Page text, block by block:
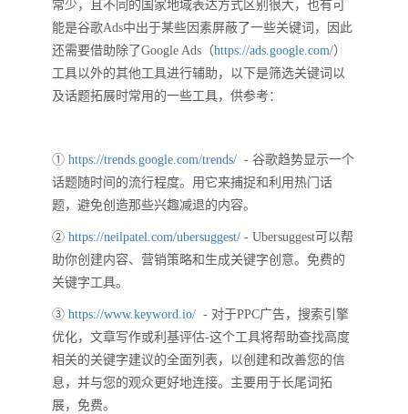
常少，且不同的国家地域表达方式区别很大，也有可
能是谷歌Ads中出于某些因素屏蔽了一些关键词，因此
还需要借助除了Google Ads（https://ads.google.com/）
工具以外的其他工具进行辅助，以下是筛选关键词以
及话题拓展时常用的一些工具，供参考：
① https://trends.google.com/trends/ - 谷歌趋势显示一个
话题随时间的流行程度。用它来捕捉和利用热门话
题，避免创造那些兴趣减退的内容。
② https://neilpatel.com/ubersuggest/ - Ubersuggest可以帮
助你创建内容、营销策略和生成关键字创意。免费的
关键字工具。
③ https://www.keyword.io/ - 对于PPC广告，搜索引擎
优化，文章写作或利基评估-这个工具将帮助查找高度
相关的关键字建议的全面列表，以创建和改善您的信
息，并与您的观众更好地连接。主要用于长尾词拓
展，免费。